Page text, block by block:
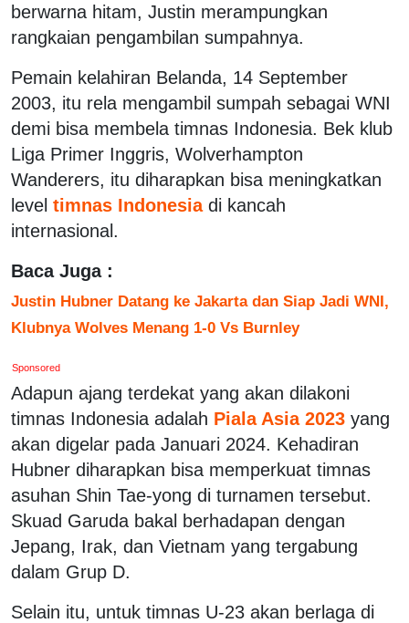
berwarna hitam, Justin merampungkan
rangkaian pengambilan sumpahnya.
Pemain kelahiran Belanda, 14 September
2003, itu rela mengambil sumpah sebagai WNI
demi bisa membela timnas Indonesia. Bek klub
Liga Primer Inggris, Wolverhampton
Wanderers, itu diharapkan bisa meningkatkan
level timnas Indonesia di kancah
internasional.
Baca Juga :
Justin Hubner Datang ke Jakarta dan Siap Jadi WNI,
Klubnya Wolves Menang 1-0 Vs Burnley
Sponsored
Adapun ajang terdekat yang akan dilakoni
timnas Indonesia adalah Piala Asia 2023 yang
akan digelar pada Januari 2024. Kehadiran
Hubner diharapkan bisa memperkuat timnas
asuhan Shin Tae-yong di turnamen tersebut.
Skuad Garuda bakal berhadapan dengan
Jepang, Irak, dan Vietnam yang tergabung
dalam Grup D.
Selain itu, untuk timnas U-23 akan berlaga di